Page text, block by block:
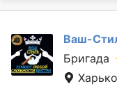
Ваш-
Бригада